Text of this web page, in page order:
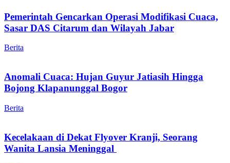
Pemerintah Gencarkan Operasi Modifikasi Cuaca,
Sasar DAS Citarum dan Wilayah Jabar
Berita
Anomali Cuaca: Hujan Guyur Jatiasih Hingga
Bojong Klapanunggal Bogor
Berita
Kecelakaan di Dekat Flyover Kranji, Seorang
Wanita Lansia Meninggal